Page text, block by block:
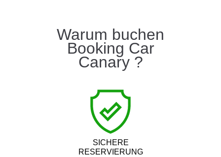
Warum buchen
Booking Car
Canary ?
SICHERE
RESERVIERUNG